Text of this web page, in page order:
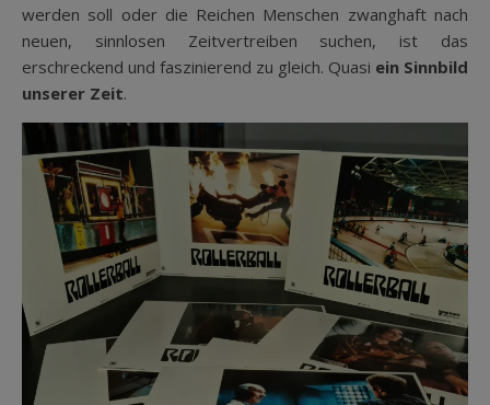
werden soll oder die Reichen Menschen zwanghaft nach
neuen, sinnlosen Zeitvertreiben suchen, ist das
erschreckend und faszinierend zu gleich. Quasi ein Sinnbild
unserer Zeit.